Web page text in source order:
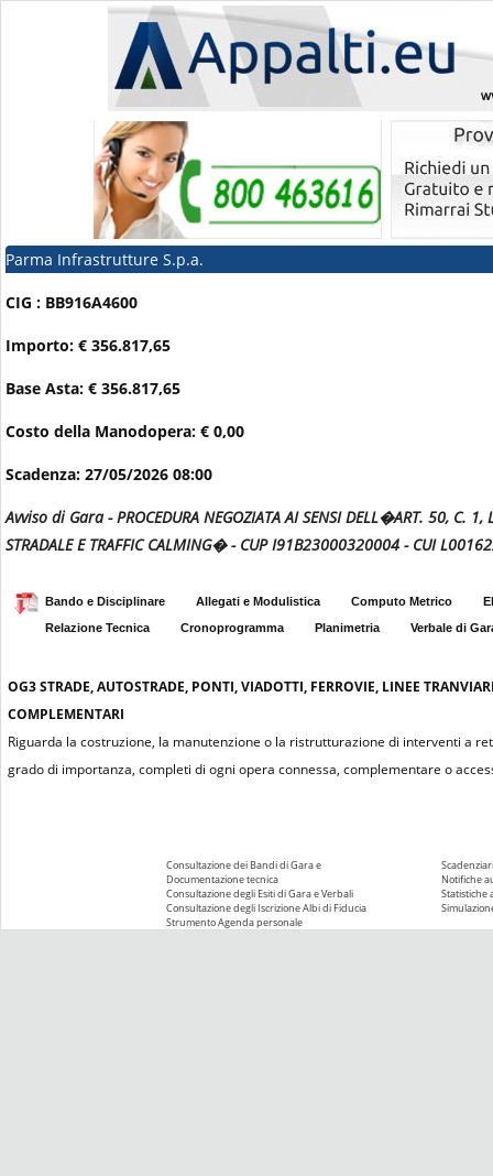
Parma Infrastrutture S.p.a.
CIG : BB916A4600
Importo: € 356.817,65
Base Asta: € 356.817,65
Costo della Manodopera: € 0,00
Scadenza: 27/05/2026 08:00
Avviso di Gara - PROCEDURA NEGOZIATA AI SENSI DELL�ART. 50, C.
STRADALE E TRAFFIC CALMING� - CUP I91B23000320004 - CUI
Bando e Disciplinare Allegati e Modulistica Computo Metrico
Relazione Tecnica
Cronoprogramma Planimetria Verbale di
OG3STRADE, AUTOSTRADE, PONTI, VIADOTTI, FERROVIE, LINEE
COMPLEMENTARI
Riguarda la costruzione, la manutenzione o la ristrutturazione di interventi a
grado di importanza, completi di ogni opera connessa, complementare o
Consultazione dei Bandi di Gara e
Documentazione tecnica
Consultazione degli Esiti di Gara e Verbali
Consultazione degli Iscrizione Albi di Fiducia
Strumento Agenda personale
Notifiche
Statistiche